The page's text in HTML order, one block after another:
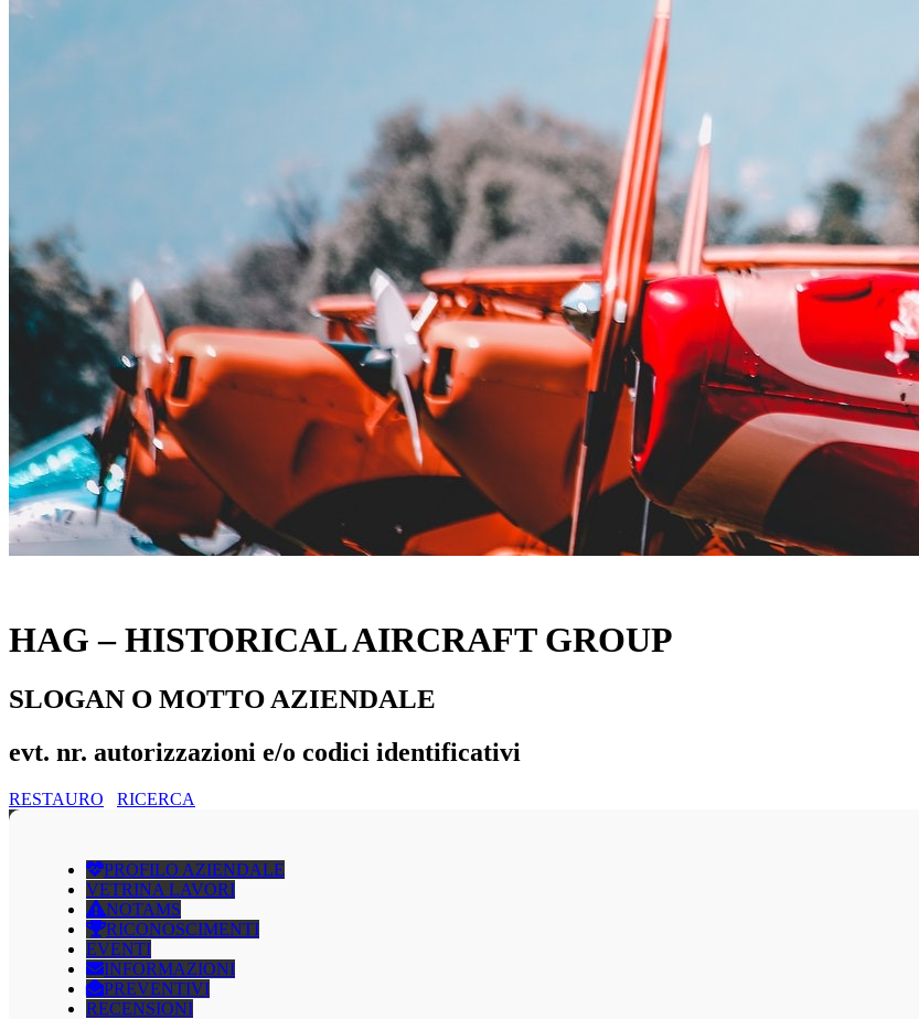
HAG – HISTORICAL AIRCRAFT GROUP
SLOGAN O MOTTO AZIENDALE
evt. nr. autorizzazioni e/o codici identificativi
RESTAURO RICERCA
PROFILO AZIENDALE
VETRINA LAVORI
NOTAMS
RICONOSCIMENTI
EVENTI
INFORMAZIONI
PREVENTIVI
RECENSIONI